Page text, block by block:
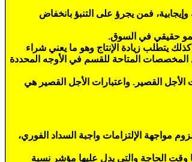
فمن يجرؤ على التنبؤ بانخفاض
نمو حقيقي في السوق.
يتطلب زيادة الإنتاج وهو ما يعني شراء
المخصصات المتاحة للقسم في الأوجه المحددة
القصير. واعتبارات الأجل القصير هي
مواجهة الإلتزامات واجبة السداد الفوري،
وقت الحاجة والتي يدل عليها مؤشر نسبة